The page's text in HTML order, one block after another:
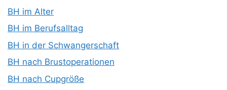
BH im Alter
BH im Berufsalltag
BH in der Schwangerschaft
BH nach Brustoperationen
BH nach Cupgröße